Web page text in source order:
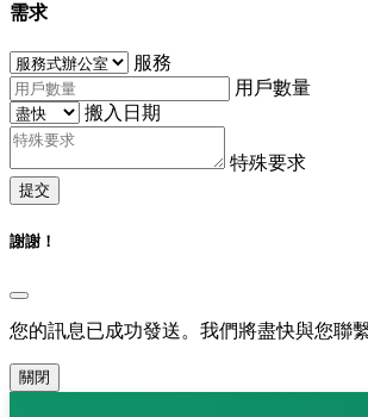
需求
服務
用戶數量
搬入日期
特殊要求
提交
謝謝！
您的訊息已成功發送。我們將盡快與您聯繫
關閉